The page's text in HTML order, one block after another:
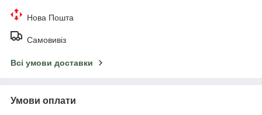
Нова Пошта
Самовивіз
Всі умови доставки
Умови оплати